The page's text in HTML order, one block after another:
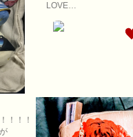
LOVE…
！！！！！！！！！！！！